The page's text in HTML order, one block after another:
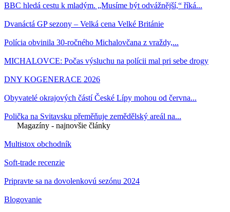
BBC hledá cestu k mladým. „Musíme být odvážnější,“ říká...
Dvanáctá GP sezony – Velká cena Velké Británie
Polícia obvinila 30-ročného Michalovčana z vraždy,...
MICHALOVCE: Počas výsluchu na polícii mal pri sebe drogy
DNY KOGENERACE 2026
Obyvatelé okrajových částí České Lípy mohou od června...
Polička na Svitavsku přeměňuje zemědělský areál na...
Magazíny - najnovšie články
Multistox obchodník
Soft-trade recenzie
Pripravte sa na dovolenkovú sezónu 2024
Blogovanie